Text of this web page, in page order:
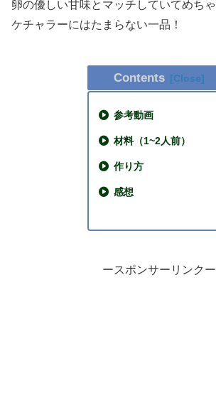
卵の優しい甘味とマッチしていてめちゃ
ケチャラーにはたまらない一品！
Contents
参考動画
材料（1~2人前）
作り方
感想
ースポンサーリンクー